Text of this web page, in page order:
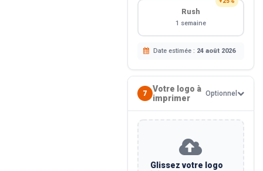
Rush
1 semaine
Date estimée : 24 août 2026
7
Votre logo à
imprimer
Optionnel
Glissez votre logo